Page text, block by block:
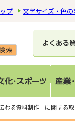
プ 文字サイズ・色の
わる資料制作」に関する